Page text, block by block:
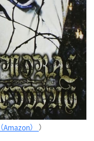
） ）